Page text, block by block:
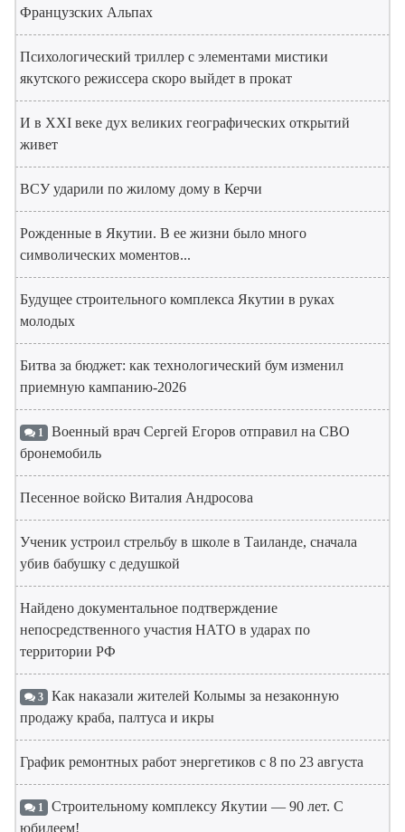
Французских Альпах
Психологический триллер с элементами мистики
якутского режиссера скоро выйдет в прокат
И в XXI веке дух великих географических открытий
живет
ВСУ ударили по жилому дому в Керчи
Рожденные в Якутии. В ее жизни было много
символических моментов...
Будущее строительного комплекса Якутии в руках
молодых
Битва за бюджет: как технологический бум изменил
приемную кампанию-2026
1 Военный врач Сергей Егоров отправил на СВО
бронемобиль
Песенное войско Виталия Андросова
Ученик устроил стрельбу в школе в Таиланде, сначала
убив бабушку с дедушкой
Найдено документальное подтверждение
непосредственного участия НАТО в ударах по
территории РФ
3 Как наказали жителей Колымы за незаконную
продажу краба, палтуса и икры
График ремонтных работ энергетиков с 8 по 23 августа
1 Строительному комплексу Якутии — 90 лет. С
юбилеем!